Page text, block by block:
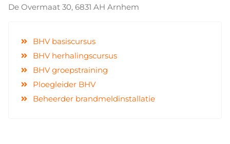
De Overmaat 30, 6831 AH Arnhem
BHV basiscursus
BHV herhalingscursus
BHV groepstraining
Ploegleider BHV
Beheerder brandmeldinstallatie